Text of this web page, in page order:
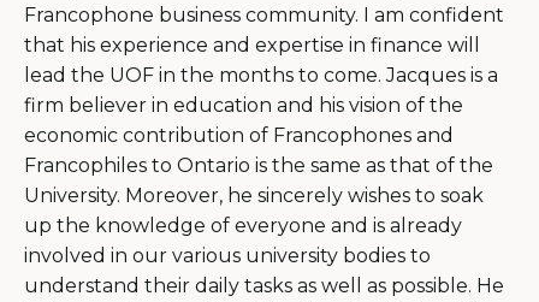
Francophone business community. I am confident
that his experience and expertise in finance will
lead the UOF in the months to come. Jacques is a
firm believer in education and his vision of the
economic contribution of Francophones and
Francophiles to Ontario is the same as that of the
University. Moreover, he sincerely wishes to soak
up the knowledge of everyone and is already
involved in our various university bodies to
understand their daily tasks as well as possible. He